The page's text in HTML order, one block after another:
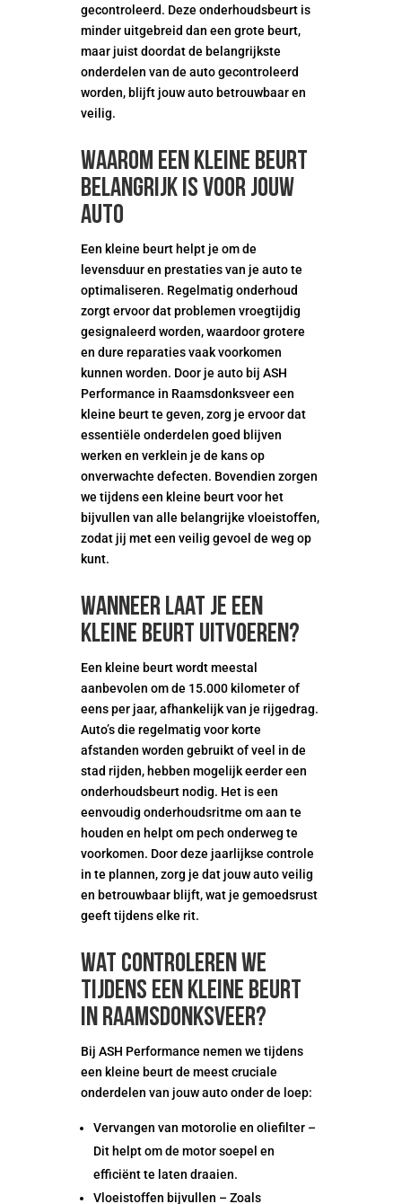
gecontroleerd. Deze onderhoudsbeurt is
minder uitgebreid dan een grote beurt,
maar juist doordat de belangrijkste
onderdelen van de auto gecontroleerd
worden, blijft jouw auto betrouwbaar en
veilig.
Waarom een kleine beurt
belangrijk is voor jouw
auto
Een kleine beurt helpt je om de
levensduur en prestaties van je auto te
optimaliseren. Regelmatig onderhoud
zorgt ervoor dat problemen vroegtijdig
gesignaleerd worden, waardoor grotere
en dure reparaties vaak voorkomen
kunnen worden. Door je auto bij ASH
Performance in Raamsdonksveer een
kleine beurt te geven, zorg je ervoor dat
essentiële onderdelen goed blijven
werken en verklein je de kans op
onverwachte defecten. Bovendien zorgen
we tijdens een kleine beurt voor het
bijvullen van alle belangrijke vloeistoffen,
zodat jij met een veilig gevoel de weg op
kunt.
Wanneer laat je een
kleine beurt uitvoeren?
Een kleine beurt wordt meestal
aanbevolen om de 15.000 kilometer of
eens per jaar, afhankelijk van je rijgedrag.
Auto’s die regelmatig voor korte
afstanden worden gebruikt of veel in de
stad rijden, hebben mogelijk eerder een
onderhoudsbeurt nodig. Het is een
eenvoudig onderhoudsritme om aan te
houden en helpt om pech onderweg te
voorkomen. Door deze jaarlijkse controle
in te plannen, zorg je dat jouw auto veilig
en betrouwbaar blijft, wat je gemoedsrust
geeft tijdens elke rit.
Wat controleren we
tijdens een kleine beurt
in Raamsdonksveer?
Bij ASH Performance nemen we tijdens
een kleine beurt de meest cruciale
onderdelen van jouw auto onder de loep:
Vervangen van motorolie en oliefilter –
Dit helpt om de motor soepel en
efficiënt te laten draaien.
Vloeistoffen bijvullen – Zoals